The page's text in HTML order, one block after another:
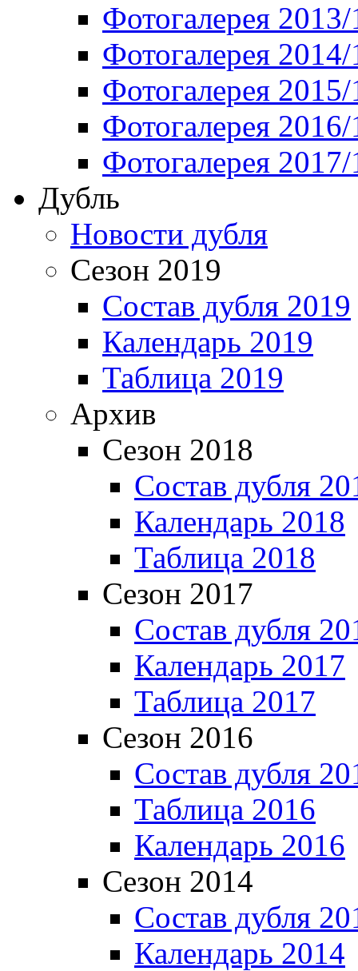
Фотогалерея
Фотогалерея
Фотогалерея
Фотогалерея
Фотогалерея
Дубль
Новости дубля
Сезон 2019
Состав дубля 2019
Календарь 2019
Таблица 2019
Архив
Сезон 2018
Состав дубля
Календарь 2018
Таблица 2018
Сезон 2017
Состав дубля
Календарь 2017
Таблица 2017
Сезон 2016
Состав дубля
Таблица 2016
Календарь 2016
Сезон 2014
Состав дубля
Календарь 2014